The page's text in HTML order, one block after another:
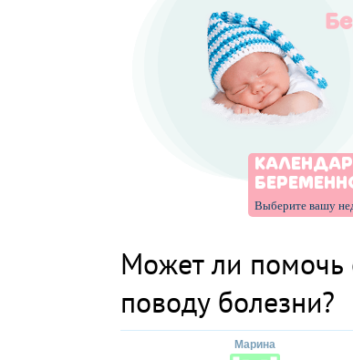
Выберите вашу
Может ли помочь
поводу болезни?
Марина